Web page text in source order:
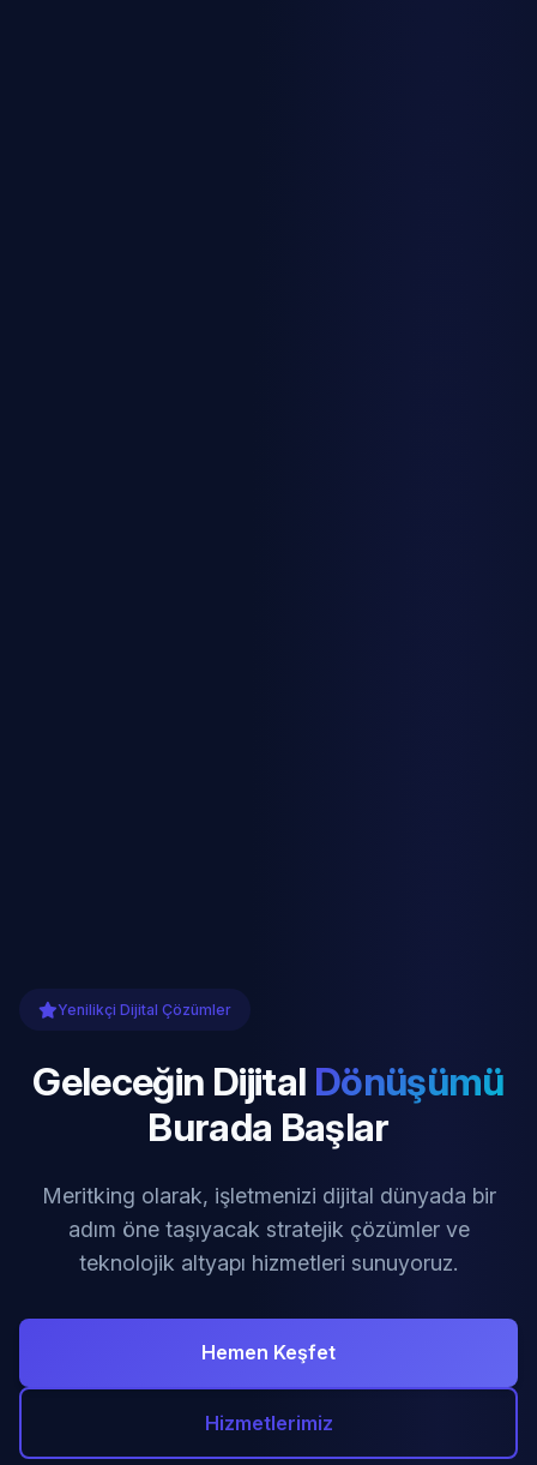
Yenilikçi Dijital Çözümler
Geleceğin Dijital Dönüşümü
Burada Başlar
Meritking olarak, işletmenizi dijital dünyada bir
adım öne taşıyacak stratejik çözümler ve
teknolojik altyapı hizmetleri sunuyoruz.
Hemen Keşfet
Hizmetlerimiz